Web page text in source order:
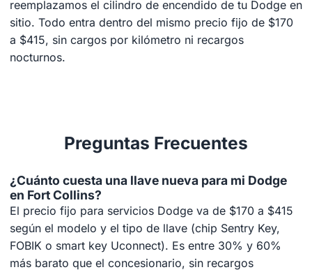
reemplazamos el cilindro de encendido de tu Dodge en
sitio. Todo entra dentro del mismo precio fijo de $170
a $415, sin cargos por kilómetro ni recargos
nocturnos.
Preguntas Frecuentes
¿Cuánto cuesta una llave nueva para mi Dodge
en Fort Collins?
El precio fijo para servicios Dodge va de $170 a $415
según el modelo y el tipo de llave (chip Sentry Key,
FOBIK o smart key Uconnect). Es entre 30% y 60%
más barato que el concesionario, sin recargos